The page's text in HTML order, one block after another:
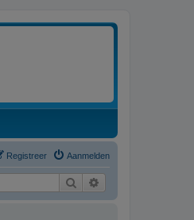
Aanmelden
Registreer
Zoek